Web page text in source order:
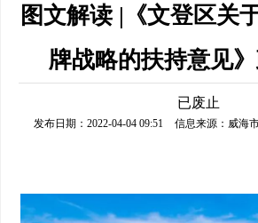
图文解读 |《文登区关
牌战略的扶持意见
已废止
发布日期：2022-04-04 09:51 信息来源： 威海